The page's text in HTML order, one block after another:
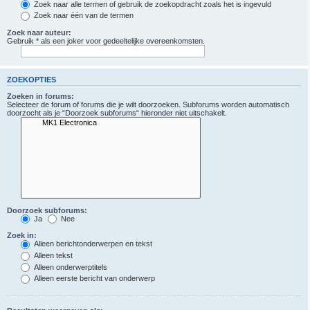
Zoek naar alle termen of gebruik de zoekopdracht zoals het is ingevuld
Zoek naar één van de termen
Zoek naar auteur:
Gebruik * als een joker voor gedeeltelijke overeenkomsten.
ZOEKOPTIES
Zoeken in forums:
Selecteer de forum of forums die je wilt doorzoeken. Subforums worden automatisch
doorzocht als je “Doorzoek subforums“ hieronder niet uitschakelt.
Doorzoek subforums:
Ja
Nee
Zoek in:
Alleen berichtonderwerpen en tekst
Alleen tekst
Alleen onderwerptitels
Alleen eerste bericht van onderwerp